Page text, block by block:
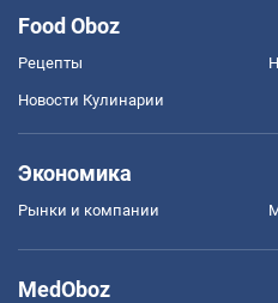
Food Oboz
Рецепты
Новости Кулинарии
Экономика
Рынки и компании
MedOboz